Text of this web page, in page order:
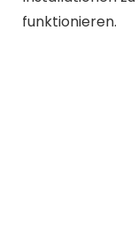
funktionieren.